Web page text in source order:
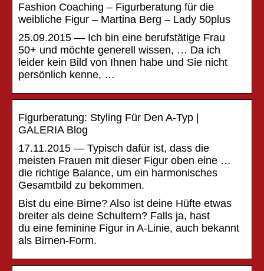
Fashion Coaching – Figurberatung für die
weibliche Figur – Martina Berg – Lady 50plus
25.09.2015 — Ich bin eine berufstätige Frau
50+ und möchte generell wissen, … Da ich
leider kein Bild von Ihnen habe und Sie nicht
persönlich kenne, …
Figurberatung: Styling Für Den A-Typ |
GALERIA Blog
17.11.2015 — Typisch dafür ist, dass die
meisten Frauen mit dieser Figur oben eine …
die richtige Balance, um ein harmonisches
Gesamtbild zu bekommen.
Bist du eine Birne? Also ist deine Hüfte etwas
breiter als deine Schultern? Falls ja, hast
du eine feminine Figur in A-Linie, auch bekannt
als Birnen-Form.